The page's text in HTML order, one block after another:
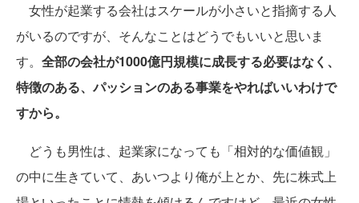
女性が起業する会社はスケールが小さいと指摘する人
がいるのですが、そんなことはどうでもいいと思いま
す。 全部の会社が1000億円規模に成長する必要はなく、
特徴のある、パッションのある事業をやればいいわけで
すから。
どうも男性は、起業家になっても「相対的な価値観」
の中に生きていて、あいつより俺が上とか、先に株式上